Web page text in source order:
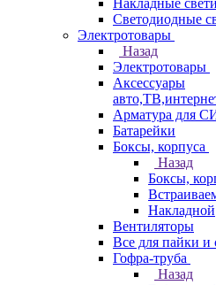
Светодиодные
Электротовары
Назад
Электротовары
Аксессуары
Арматура для
Батарейки
Боксы, корпуса
Назад
Боксы,
Накладной
Вентиляторы
Все для пайки и
Гофра-труба
Назад